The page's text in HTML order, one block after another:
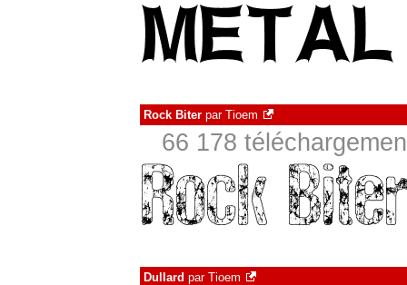
Rock Biter par Tioem
66 178
Dullard par Tioem